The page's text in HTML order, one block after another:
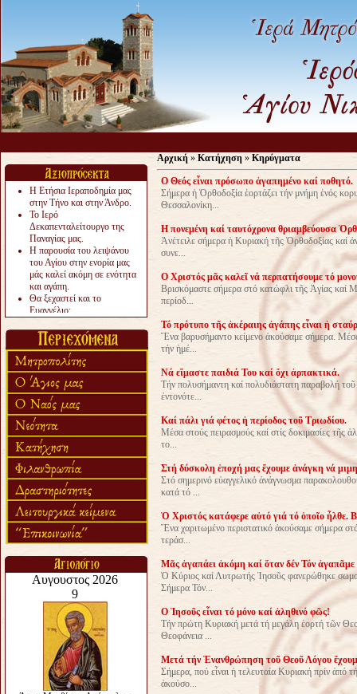
Η Ετήσια Ιεραποδημία μας
στην Τήνο και στην Άνδρο.
Το Ιερό
Δεκαπενταλείτουργο της
Παναγίας μας.
Η παρουσία του λειψάνου
του Αγίου στην ενορία μας
μάς καλεί ακόμη σε ενότητα
και αγάπη.
Θα ξεχαστεί και το
Ευαγγέλιο;
«πολύ αργά».
Ζητείται....
Αρχική » Κατήχηση » Κηρύγματα
Ο Θεός εἶναι πρόσωπο ἀγαπημένο καί ποθητό.
Σήμερα ἡ Ὀρθοδοξία ἑορτάζει τήν μνήμη ἑνός
Θεσσαλονίκη...
Η πονεμένη καί ταυτόχρονα θριαμβεύουσα
Ἀνέτειλε σήμερα ἡ Κυριακή τῆς Ὀρθοδοξίας καί
συνε...
Ο Χριστός μᾶς καλεῖ νά περπατήσουμε τό
Βρισκόμαστε σήμερα στό κατώφλι τῆς Ἁγίας καί
περίοδ...
Τό πρότυπο τῆς ἀκέραιης ἀγάπης εἶναι ἡ
Ἕνα βαρυσήμαντο κείμενο ἀκούσαμε σήμερα.
τήν ἡμέ...
Νά εἴμαστε παιδιά Του καί ὄχι ἁρπακτικά.
Τήν πολυσήμαντη καί πολυδιάστατη παραβολή
ἐντονότε...
Καί πάλι γιά φέτος ἡ περίοδος τοῦ Τριωδίου.
Μέσα στούς πειρασμούς καί στίς δοκιμασίες τῆς
το...
Στή δύσκολη ἐποχή μας ἔχουμε ἀνάγκη νά
Στό σημερινό εὐαγγελικό ἀνάγνωσμα
κατά τό ...
Ὁ Χριστός κατάφερε αὐτό γιά τό ὁποῖο ἦλθε.
Ἕνα χαριτωμένο περιστατικό ἀκούσαμε σήμερα
τεράσ...
Μᾶς ἀγαπάει ἀκόμη καί ὅταν δέν Τόν ἀγαπᾶμε
Ὁ Κύριος καί Λυτρωτής Ἰησοῦς φανερώθηκε
Σήμερα Τόν...
O Ἰησοῦς εἶναι τό μόνο καί ἀληθινό φῶς!
Τήν πρώτη Κυριακή μετά τή μεγάλη ἑορτή τῶν
Θεοφάνεια ...
Μετά τήν Ἐνανθρώπηση τοῦ Θεοῦ Λόγου
Σήμερα, πού εἶναι ἡ τελευταία Κυριακή πρίν ἀπό
ἀκούσο...